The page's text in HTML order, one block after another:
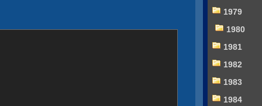
1979
1980
1981
1982
1983
1984